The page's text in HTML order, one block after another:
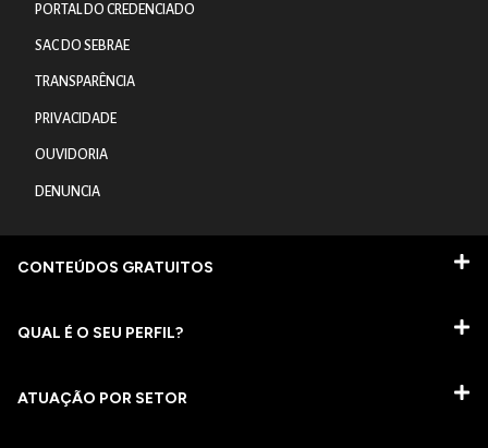
PORTAL DO CREDENCIADO
SAC DO SEBRAE
TRANSPARÊNCIA
PRIVACIDADE
OUVIDORIA
DENUNCIA
CONTEÚDOS GRATUITOS
QUAL É O SEU PERFIL?
ATUAÇÃO POR SETOR